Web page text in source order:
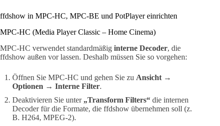
ffdshow in MPC-HC, MPC-BE und PotPlayer einrichten
MPC-HC (Media Player Classic – Home Cinema)
MPC-HC verwendet standardmäßig interne Decoder, die
ffdshow außen vor lassen. Deshalb müssen Sie so vorgehen:
Öffnen Sie MPC-HC und gehen Sie zu Ansicht →
Optionen → Interne Filter.
Deaktivieren Sie unter „Transform Filters“ die internen
Decoder für die Formate, die ffdshow übernehmen soll (z.
B. H264, MPEG-2).